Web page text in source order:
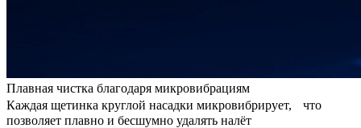
Плавная чистка благодаря микровибрациям
Каждая щетинка круглой насадки микровибрирует, что
позволяет плавно и бесшумно удалять налёт